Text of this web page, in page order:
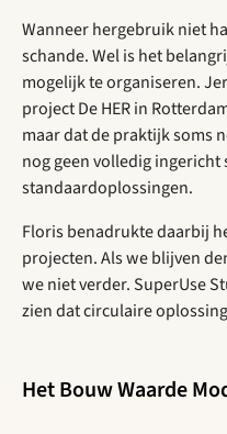
Wanneer hergebruik niet
schande. Wel is het
mogelijk te organiseren.
project De HER in
maar dat de praktijk soms
nog geen volledig ingericht
standaardoplossingen.
Floris benadrukte daarbij
projecten. Als we blijven
we niet verder. SuperUse
zien dat circulaire
Het Bouw Waarde